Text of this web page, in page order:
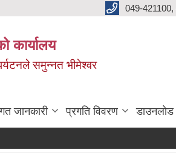
049-421100,
कार्यालय
समुन्नत भीमेश्वर
जानकारी प्रगति विवरण डाउनलोड